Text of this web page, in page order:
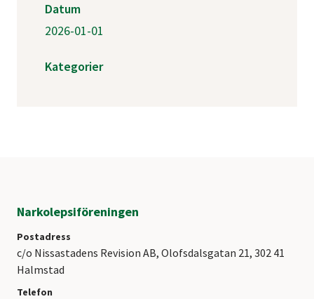
Datum
2026-01-01
Kategorier
Narkolepsiföreningen
Postadress
c/o Nissastadens Revision AB, Olofsdalsgatan 21, 302 41
Halmstad
Telefon